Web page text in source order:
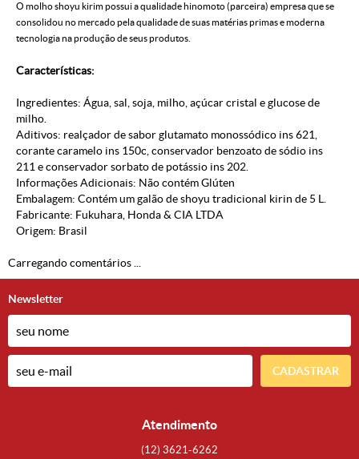
O molho shoyu kirim possui a qualidade hinomoto (parceira) empresa que se
consolidou no mercado pela qualidade de suas matérias primas e moderna
tecnologia na produção de seus produtos.
Características:
Ingredientes: Água, sal, soja, milho, açúcar cristal e glucose de
milho.
Aditivos: realçador de sabor glutamato monossódico ins 621,
corante caramelo ins 150c, conservador benzoato de sódio ins
211 e conservador sorbato de potássio ins 202.
Informações Adicionais: Não contém Glúten
Embalagem: Contém um galão de shoyu tradicional kirin de 5 L.
Fabricante: Fukuhara, Honda & CIA LTDA
Origem: Brasil
Carregando comentários ...
Newsletter
CADASTRAR
Atendimento
(12) 3621-6262